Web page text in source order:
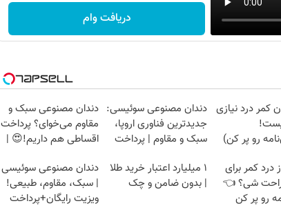
دریافت وام
کمر درد نیازی
رو پر کن)
دندان مصنوعی سوئیسی:
جدیدترین فناوری اروپا،
سبک و مقاوم | پرداخت
دندان مصنوعی سبک و
مقاوم می‌خوای؟ پرداخت
اقساطی هم داریم!😍 |
درد کمر برای
شی؟ 👈
رو پر کن
۱ میلیارد اعتبار خرید طلا
| بدون ضامن و چک
دندان مصنوعی سوئیسی
| سبک، مقاوم، طبیعی!
ویزیت رایگان+پرداخت